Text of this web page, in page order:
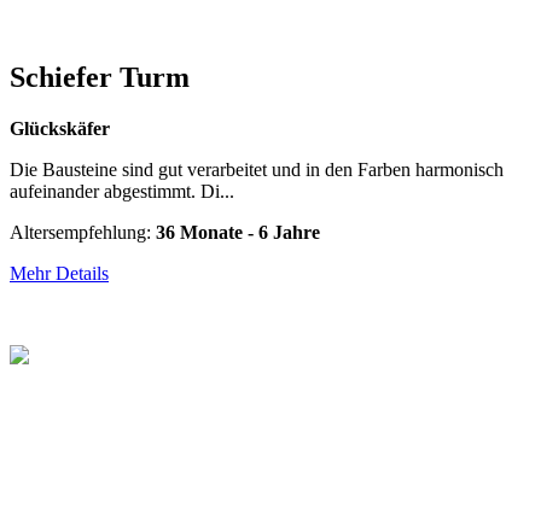
Schiefer Turm
Glückskäfer
Die Bausteine sind gut verarbeitet und in den Farben harmonisch
aufeinander abgestimmt. Di...
Altersempfehlung: 36 Monate - 6 Jahre
Mehr Details